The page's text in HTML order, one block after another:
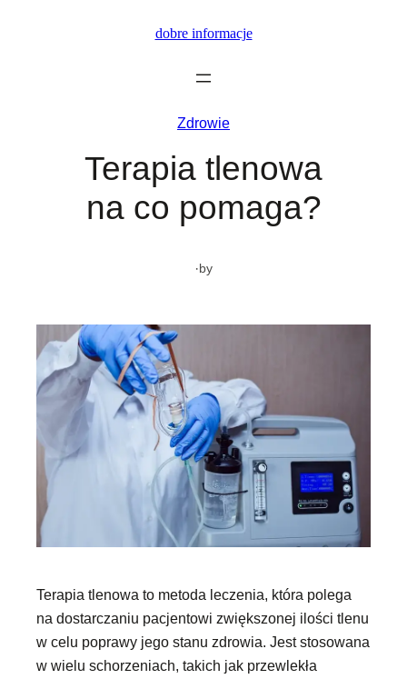
dobre informacje
Zdrowie
Terapia tlenowa
na co pomaga?
·by
Terapia tlenowa to metoda leczenia, która polega
na dostarczaniu pacjentowi zwiększonej ilości tlenu
w celu poprawy jego stanu zdrowia. Jest stosowana
w wielu schorzeniach, takich jak przewlekła